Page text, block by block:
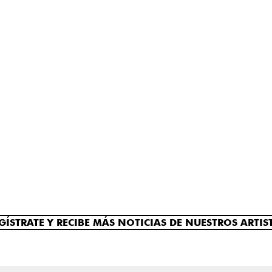
Y RECIBE MÁS NOTICIAS DE NUESTROS